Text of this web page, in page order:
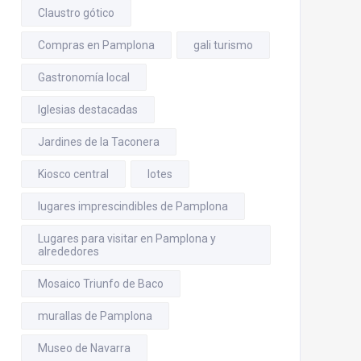
Claustro gótico
Compras en Pamplona gali turismo
Gastronomía local
Iglesias destacadas
Jardines de la Taconera
Kiosco central lotes
lugares imprescindibles de Pamplona
Lugares para visitar en Pamplona y
alrededores
Mosaico Triunfo de Baco
murallas de Pamplona
Museo de Navarra